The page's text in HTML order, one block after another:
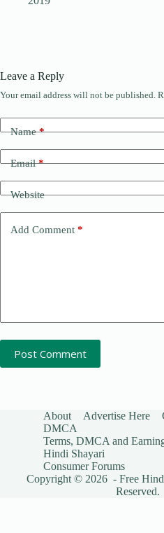
Leave a Reply
Your email address will not be published.
Name*
Email*
Website
Add Comment *
Post Comment
About Advertise Here
DMCA
Terms, DMCA and
Hindi Shayari
Consumer Forums
Copyright © 2026 - Free
Reserved.